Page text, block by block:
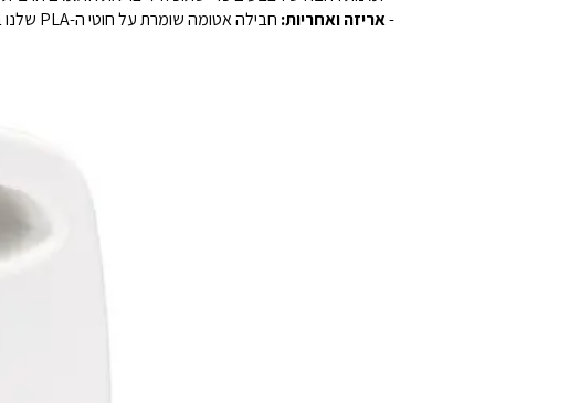
-אריזה ואחריות: חבילה אטומה שומרת על חוטי ה-PLA שלנו במצב אחסון אופטימלי. ללא אבק, ללא לכלוך.